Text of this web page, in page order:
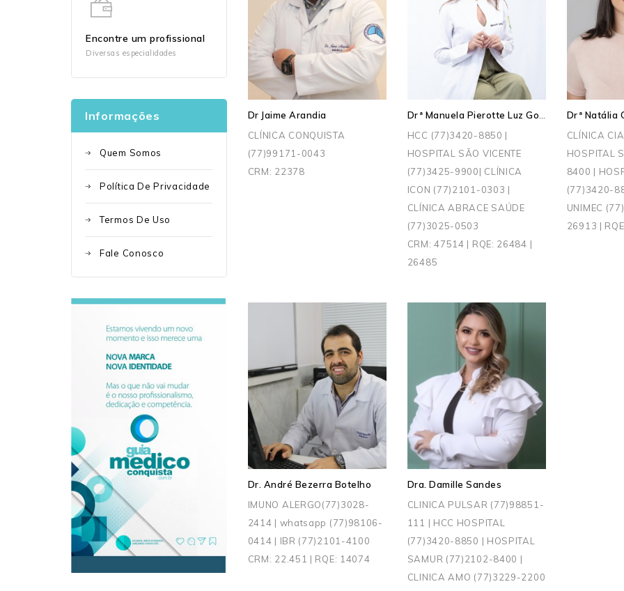
Encontre um profissional
Diversas especialidades
Informações
Quem Somos
Política De Privacidade
Termos De Uso
Fale Conosco
Dr Jaime Arandia
CLÍNICA CONQUISTA
(77)99171-0043
CRM: 22378
Drª Manuela Pierotte Luz Gondim
HCC (77)3420-8850 |
HOSPITAL SÃO VICENTE
(77)3425-9900| CLÍNICA
ICON (77)2101-0303 |
CLÍNICA ABRACE SAÚDE
(77)3025-0503
CRM: 47514 | RQE: 26484 |
26485
CLÍNICA
HOSPITAL
8400 |
(77)3420-
UNIMEC
26913 |
Dr. André Bezerra Botelho
IMUNO ALERGO(77)3028-
2414 | whatsapp (77)98106-
0414 | IBR (77)2101-4100
CRM: 22.451 | RQE: 14074
Dra. Damille Sandes
CLINICA PULSAR (77)98851-
111 | HCC HOSPITAL
(77)3420-8850 | HOSPITAL
SAMUR (77)2102-8400 |
CLINICA AMO (77)3229-2200